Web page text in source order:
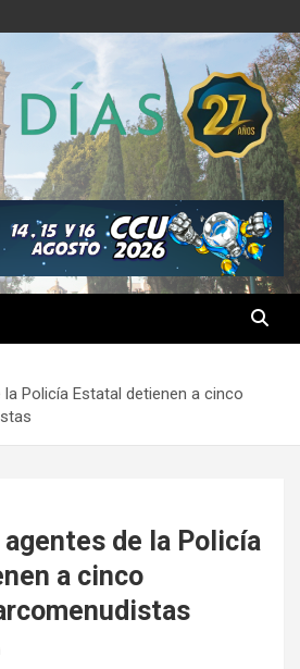
Días
Policía Estatal detienen a cinco
agentes de la Policía
a cinco